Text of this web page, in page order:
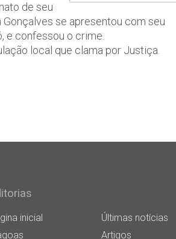
de seu
se apresentou com seu
e confessou o crime.
local que clama por Justiça.
inicial
Últimas notícias
Artigos